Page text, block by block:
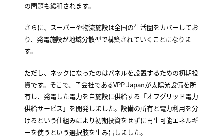
の問題も緩和されます。
さらに、スーパーや物流施設は全国の生活圏をカバーしてお
り、発電施設が地域分散型で構築されていくことになりま
す。
ただし、ネックになったのはパネルを設置するための初期投
資です。そこで、子会社であるVPP Japanが太陽光設備を所
有し、発電した電力を自施設に供給する「オフグリッド電力
供給サービス」を開発しました。設備の所有と電力利用を分
けるという仕組みにより初期投資をせずに再生可能エネルギ
ーを使うという選択肢を生み出しました。